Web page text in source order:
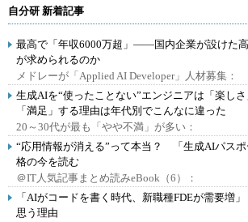
自分研 新着記事
最高で「年収6000万超」――国内企業が設けた
が求められるのか
メドレーが「Applied AI Developer」人材募集：
生成AIを“使ったことない”エンジニアは「楽し
「満足」する理由は年代別でこんなに違った
20～30代が最も「やや不満」が多い：
“応用情報が消える”って本当？ 「生成AIパス
格の今を読む
＠IT人気記事まとめ読みeBook（6）：
「AIがコードを書く時代、新職種FDEが需要増
思う理由